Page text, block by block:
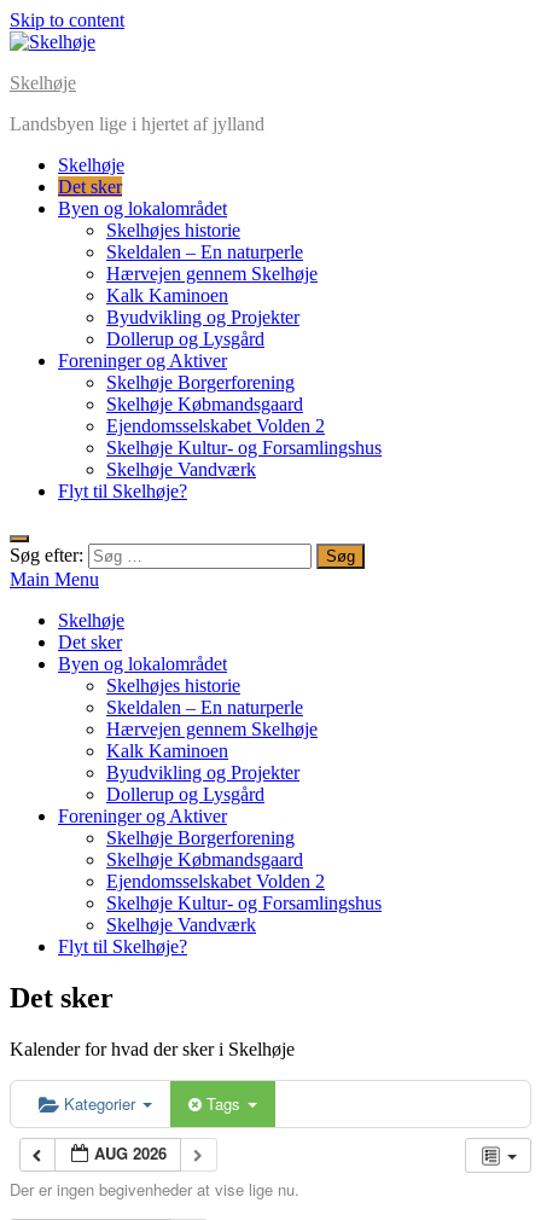
Skip to content
Skelhøje
Landsbyen lige i hjertet af jylland
Skelhøje
Det sker
Byen og lokalområdet
Skelhøjes historie
Skeldalen – En naturperle
Hærvejen gennem Skelhøje
Kalk Kaminoen
Byudvikling og Projekter
Dollerup og Lysgård
Foreninger og Aktiver
Skelhøje Borgerforening
Skelhøje Købmandsgaard
Ejendomsselskabet Volden 2
Skelhøje Kultur- og Forsamlingshus
Skelhøje Vandværk
Flyt til Skelhøje?
Søg efter:
Main Menu
Skelhøje
Det sker
Byen og lokalområdet
Skelhøjes historie
Skeldalen – En naturperle
Hærvejen gennem Skelhøje
Kalk Kaminoen
Byudvikling og Projekter
Dollerup og Lysgård
Foreninger og Aktiver
Skelhøje Borgerforening
Skelhøje Købmandsgaard
Ejendomsselskabet Volden 2
Skelhøje Kultur- og Forsamlingshus
Skelhøje Vandværk
Flyt til Skelhøje?
Det sker
Kalender for hvad der sker i Skelhøje
Kategorier Tags
AUG 2026
Der er ingen begivenheder at vise lige nu.